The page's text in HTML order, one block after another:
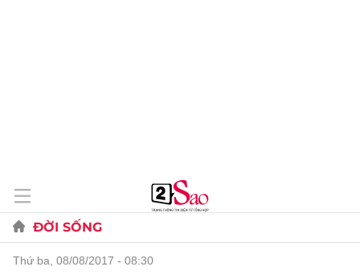
ĐỜI SỐNG
thứ ba, 08/08/2017 - 08:30